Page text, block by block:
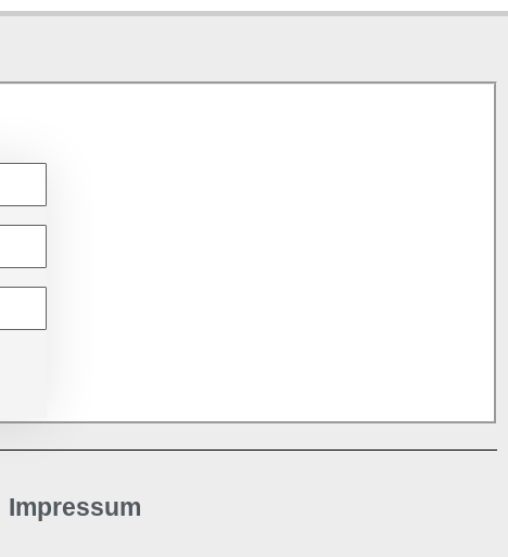
Impressum